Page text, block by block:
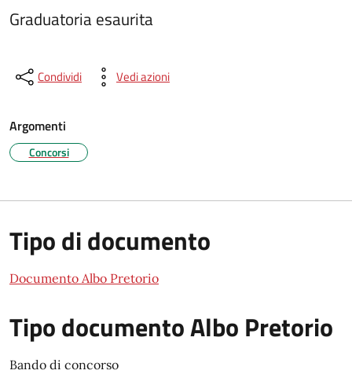
Graduatoria esaurita
Condividi Vedi azioni
Argomenti
Concorsi
Tipo di documento
Documento Albo Pretorio
Tipo documento Albo Pretorio
Bando di concorso